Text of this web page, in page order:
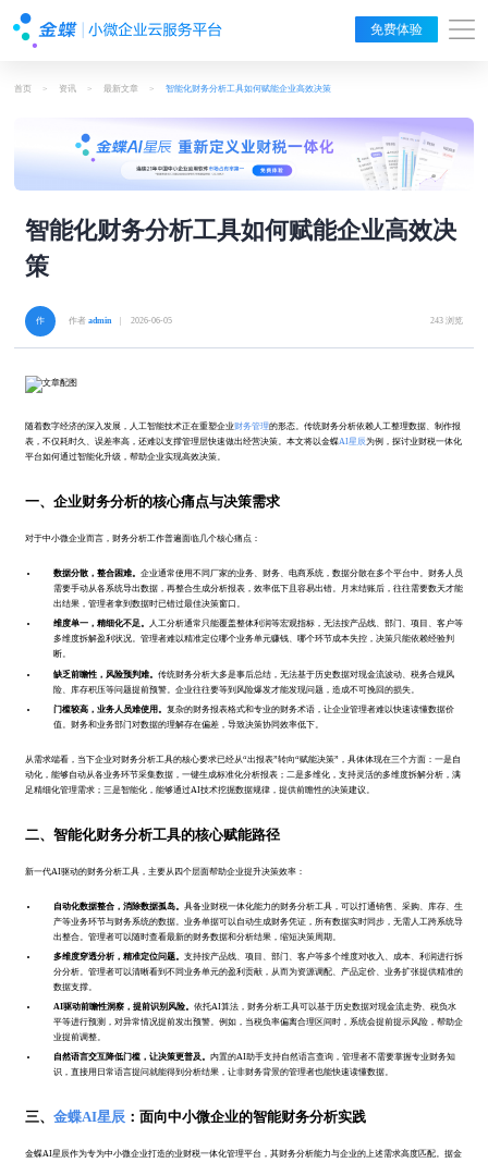
免费体验
首页 > 资讯 > 最新文章 > 智能化财务分析工具如何赋能企业高效决策
智能化财务分析工具如何赋能企业高效决
策
作者admin| 2026-06-05 243 浏览
随着数字经济的深入发展，人工智能技术正在重塑企业财务管理的形态。传统财务分析依赖人工整理数据、制作报
表，不仅耗时久、误差率高，还难以支撑管理层快速做出经营决策。本文将以金蝶AI星辰为例，探讨业财税一体化
平台如何通过智能化升级，帮助企业实现高效决策。
一、企业财务分析的核心痛点与决策需求
对于中小微企业而言，财务分析工作普遍面临几个核心痛点：
数据分散，整合困难。 企业通常使用不同厂家的业务、财务、电商系统，数据分散在多个平台中。财务人员
需要手动从各系统导出数据，再整合生成分析报表，效率低下且容易出错。月末结账后，往往需要数天才能
出结果，管理者拿到数据时已错过最佳决策窗口。
维度单一，精细化不足。
人工分析通常只能覆盖整体利润等宏观指标，无法按产品线、部门、项目、客户等
多维度拆解盈利状况。管理者难以精准定位哪个业务单元赚钱、哪个环节成本失控，决策只能依赖经验判
断。
缺乏前瞻性，风险预判难。 传统财务分析大多是事后总结，无法基于历史数据对现金流波动、税务合规风
险、库存积压等问题提前预警。企业往往要等到风险爆发才能发现问题，造成不可挽回的损失。
门槛较高，业务人员难使用。 复杂的财务报表格式和专业的财务术语，让企业管理者难以快速读懂数据价
值。财务和业务部门对数据的理解存在偏差，导致决策协同效率低下。
从需求端看，当下企业对财务分析工具的核心要求已经从“出报表”转向“赋能决策”，具体体现在三个方面：一是自
动化，能够自动从各业务环节采集数据，一键生成标准化分析报表；二是多维化，支持灵活的多维度拆解分析，满
足精细化管理需求；三是智能化，能够通过AI技术挖掘数据规律，提供前瞻性的决策建议。
二、智能化财务分析工具的核心赋能路径
新一代AI驱动的财务分析工具，主要从四个层面帮助企业提升决策效率：
自动化数据整合，消除数据孤岛。 具备业财税一体化能力的财务分析工具，可以打通销售、采购、库存、生
产等业务环节与财务系统的数据。业务单据可以自动生成财务凭证，所有数据实时同步，无需人工跨系统导
出整合。管理者可以随时查看最新的财务数据和分析结果，缩短决策周期。
多维度穿透分析，精准定位问题。 支持按产品线、项目、部门、客户等多个维度对收入、成本、利润进行拆
分分析。管理者可以清晰看到不同业务单元的盈利贡献，从而为资源调配、产品定价、业务扩张提供精准的
数据支撑。
AI驱动前瞻性洞察，提前识别风险。 依托AI算法，财务分析工具可以基于历史数据对现金流走势、税负水
平等进行预测，对异常情况提前发出预警。例如，当税负率偏离合理区间时，系统会提前提示风险，帮助企
业提前调整。
自然语言交互降低门槛，让决策更普及。 内置的AI助手支持自然语言查询，管理者不需要掌握专业财务知
识，直接用日常语言提问就能得到分析结果，让非财务背景的管理者也能快速读懂数据。
三、金蝶AI星辰 ：面向中小微企业的智能财务分析实践
金蝶AI星辰作为专为中小微企业打造的业财税一体化管理平台，其财务分析能力与企业的上述需求高度匹配。据金